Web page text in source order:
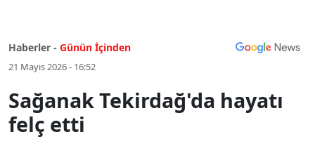
Haberler - Günün İçinden
21 Mayıs 2026 - 16:52
Sağanak Tekirdağ'da hayatı
felç etti